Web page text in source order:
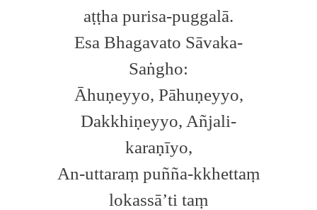
aṭṭha purisa-puggalā.
Esa Bhagavato Sāvaka-
Saṅgho:
Āhuṇeyyo, Pāhuṇeyyo,
Dakkhiṇeyyo, Añjali-
karaṇīyo,
An-uttaraṃ puñña-kkhettaṃ
lokassā’ti taṃ